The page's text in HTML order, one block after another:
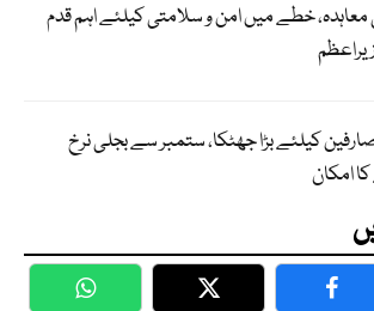
خطے میں امن و سلامتی کیلئے اہم قدم
کیلئے بڑا جھٹکا، ستمبر سے بجلی نرخ
امکان
WhatsApp Twitter